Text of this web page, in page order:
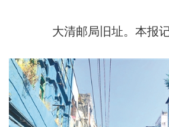
大清邮局旧址。本报记